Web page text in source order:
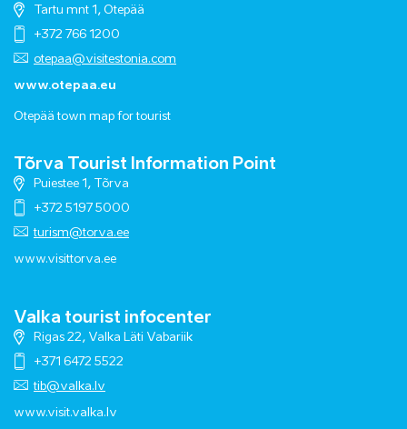
Tartu mnt 1, Otepää
+372 766 1200
otepaa@visitestonia.com
www.otepaa.eu
Otepää town map for tourist
Tõrva Tourist Information Point
Puiestee 1, Tõrva
+372 5197 5000
turism@torva.ee
www.visittorva.ee
Valka tourist infocenter
Rigas 22, Valka Läti Vabariik
+371 6472 5522
tib@valka.lv
www.visit.valka.lv